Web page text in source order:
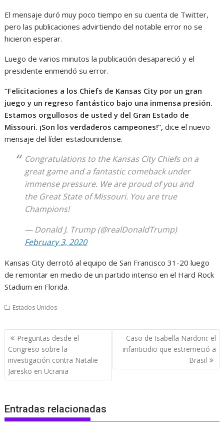
El mensaje duró muy poco tiempo en su cuenta de Twitter,
pero las publicaciones advirtiendo del notable error no se
hicieron esperar.
Luego de varios minutos la publicación desapareció y el
presidente enmendó su error.
“Felicitaciones a los Chiefs de Kansas City por un gran
juego y un regreso fantástico bajo una inmensa presión.
Estamos orgullosos de usted y del Gran Estado de
Missouri. ¡Son los verdaderos campeones!”, dice el nuevo
mensaje del líder estadounidense.
Congratulations to the Kansas City Chiefs on a
great game and a fantastic comeback under
immense pressure. We are proud of you and
the Great State of Missouri. You are true
Champions!
— Donald J. Trump (@realDonaldTrump)
February 3, 2020
Kansas City derrotó al equipo de San Francisco 31-20 luego
de remontar en medio de un partido intenso en el Hard Rock
Stadium en Florida.
Estados Unidos
Navegación
de
entradas
Preguntas desde el
Congreso sobre la
investigación contra Natalie
Jaresko en Ucrania
Caso de Isabella Nardoni: el
infanticidio que estremeció a
Brasil
Entradas relacionadas